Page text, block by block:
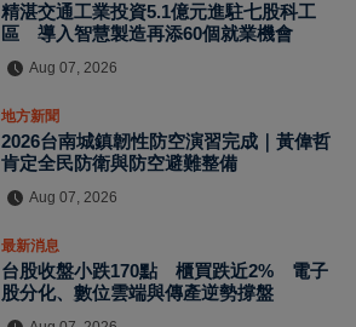
精湛交通工業投資5.1億元進駐七股科工
區 導入智慧製造再添60個就業機會
Aug 07, 2026
地方新聞
2026台南城鎮韌性防空演習完成｜黃偉哲
肯定全民防衛與防空避難整備
Aug 07, 2026
最新消息
台股收盤小跌170點 櫃買跌近2% 電子
股分化、數位雲端與傳產逆勢撐盤